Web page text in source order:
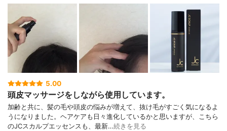
5.00
頭皮マッサージをしながら使用しています。
加齢と共に、髪の毛や頭皮の悩みが増えて、抜け毛がすごく気になるよ
うになりました。ヘアケアも日々進化しているかと思いますが、こちら
のJCスカルプエッセンスも、最新…続きを見る